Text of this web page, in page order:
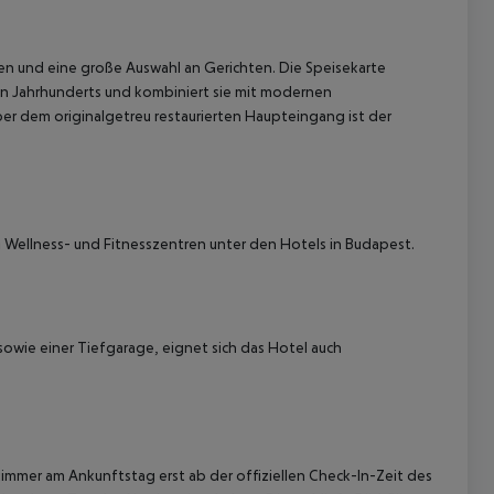
und eine große Auswahl an Gerichten. Die Speisekarte
Jahrhunderts und kombiniert sie mit modernen
dem originalgetreu restaurierten Haupteingang ist der
und Fitnesszentren unter den Hotels in Budapest.
einer Tiefgarage, eignet sich das Hotel auch
am Ankunftstag erst ab der offiziellen Check-In-Zeit des